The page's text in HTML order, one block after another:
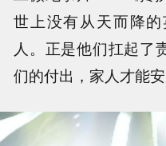
世上没有从天而降
人。正是他们扛起了
们的付出，家人才能安